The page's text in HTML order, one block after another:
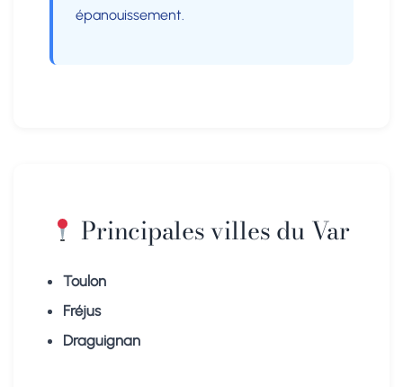
épanouissement.
Principales villes du Var
Toulon
Fréjus
Draguignan